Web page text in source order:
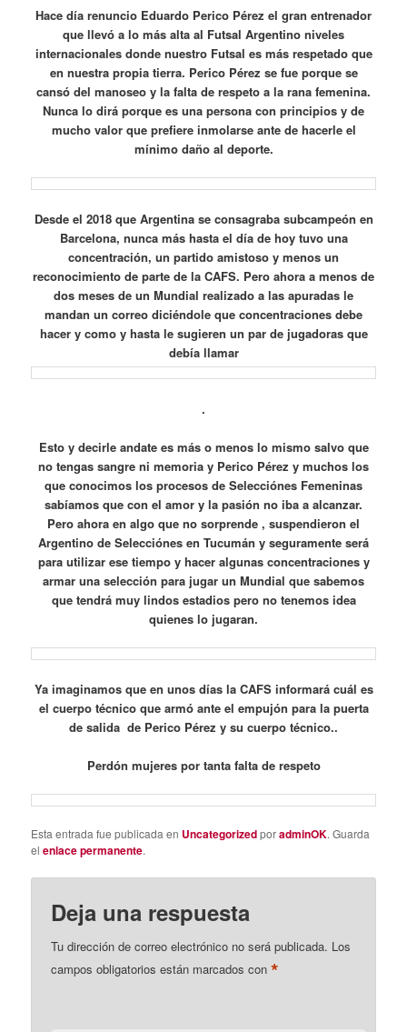
Hace día renuncio Eduardo Perico Pérez el gran entrenador
que llevó a lo más alta al Futsal Argentino niveles
internacionales donde nuestro Futsal es más respetado que
en nuestra propia tierra. Perico Pérez se fue porque se
cansó del manoseo y la falta de respeto a la rana femenina.
Nunca lo dirá porque es una persona con principios y de
mucho valor que prefiere inmolarse ante de hacerle el
mínimo daño al deporte.
Desde el 2018 que Argentina se consagraba subcampeón en
Barcelona, nunca más hasta el día de hoy tuvo una
concentración, un partido amistoso y menos un
reconocimiento de parte de la CAFS. Pero ahora a menos de
dos meses de un Mundial realizado a las apuradas le
mandan un correo diciéndole que concentraciones debe
hacer y como y hasta le sugieren un par de jugadoras que
debía llamar
.
Esto y decirle andate es más o menos lo mismo salvo que
no tengas sangre ni memoria y Perico Pérez y muchos los
que conocimos los procesos de Selecciónes Femeninas
sabíamos que con el amor y la pasión no iba a alcanzar.
Pero ahora en algo que no sorprende , suspendieron el
Argentino de Selecciónes en Tucumán y seguramente será
para utilizar ese tiempo y hacer algunas concentraciones y
armar una selección para jugar un Mundial que sabemos
que tendrá muy lindos estadios pero no tenemos idea
quienes lo jugaran.
Ya imaginamos que en unos días la CAFS informará cuál es
el cuerpo técnico que armó ante el empujón para la puerta
de salida de Perico Pérez y su cuerpo técnico..
Perdón mujeres por tanta falta de respeto
Esta entrada fue publicada en UncategorizedporadminOK. Guarda
elenlace permanente.
Deja una respuesta
Tu dirección de correo electrónico no será publicada. Los
campos obligatorios están marcados con*